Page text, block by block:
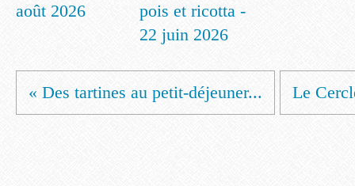
août 2026
pois et ricotta -
22 juin 2026
« Des tartines au petit-déjeuner... Le